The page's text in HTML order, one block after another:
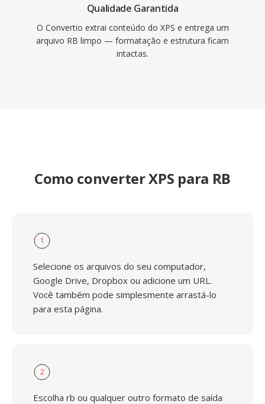
Qualidade Garantida
O Convertio extrai conteúdo do XPS e entrega um
arquivo RB limpo — formatação e estrutura ficam
intactas.
Como converter XPS para RB
1
Selecione os arquivos do seu computador,
Google Drive, Dropbox ou adicione um URL.
Você também pode simplesmente arrastá-lo
para esta página.
2
Escolha rb ou qualquer outro formato de saída